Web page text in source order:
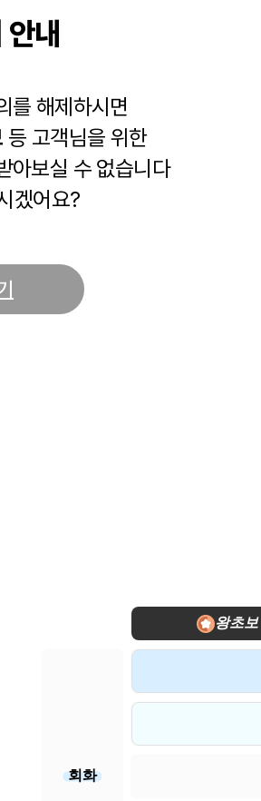
내
를 해제하시면
등 고객님을 위한
아보실 수 없습니다
겠어요?
왕초보
회화